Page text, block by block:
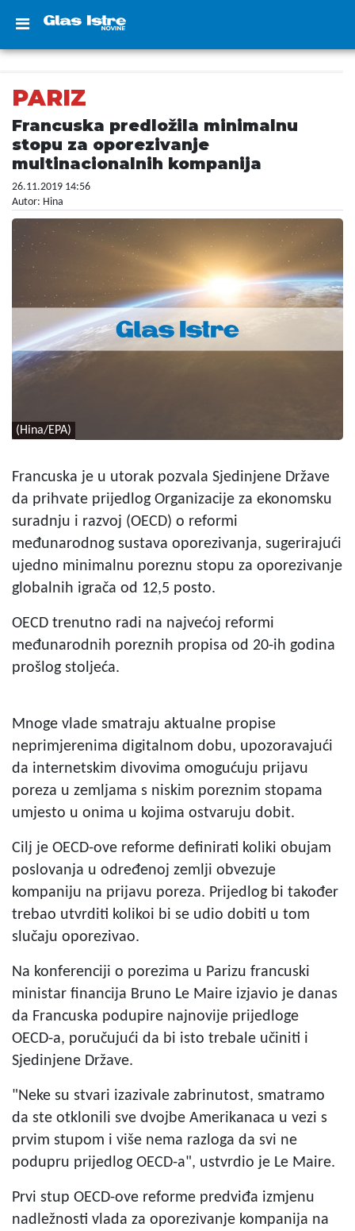
PARIZ
Francuska predložila minimalnu
stopu za oporezivanje
multinacionalnih kompanija
26.11.2019 14:56
Autor: Hina
(Hina/EPA)
Francuska je u utorak pozvala Sjedinjene Države
da prihvate prijedlog Organizacije za ekonomsku
suradnju i razvoj (OECD) o reformi
međunarodnog sustava oporezivanja, sugerirajući
ujedno minimalnu poreznu stopu za oporezivanje
globalnih igrača od 12,5 posto.
OECD trenutno radi na najvećoj reformi
međunarodnih poreznih propisa od 20-ih godina
prošlog stoljeća.
Mnoge vlade smatraju aktualne propise
neprimjerenima digitalnom dobu, upozoravajući
da internetskim divovima omogućuju prijavu
poreza u zemljama s niskim poreznim stopama
umjesto u onima u kojima ostvaruju dobit.
Cilj je OECD-ove reforme definirati koliki obujam
poslovanja u određenoj zemlji obvezuje
kompaniju na prijavu poreza. Prijedlog bi također
trebao utvrditi kolikoi bi se udio dobiti u tom
slučaju oporezivao.
Na konferenciji o porezima u Parizu francuski
ministar financija Bruno Le Maire izjavio je danas
da Francuska podupire najnovije prijedloge
OECD-a, poručujući da bi isto trebale učiniti i
Sjedinjene Države.
"Neke su stvari izazivale zabrinutost, smatramo
da ste otklonili sve dvojbe Amerikanaca u vezi s
prvim stupom i više nema razloga da svi ne
podupru prijedlog OECD-a", ustvrdio je Le Maire.
Prvi stup OECD-ove reforme predviđa izmjenu
nadležnosti vlada za oporezivanje kompanija na